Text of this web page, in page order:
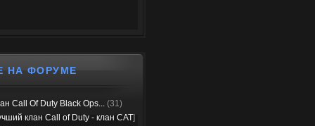
НА ФОРУМЕ
Call Of Duty Black Ops... (31)
клан Call of Duty - клан CAT]